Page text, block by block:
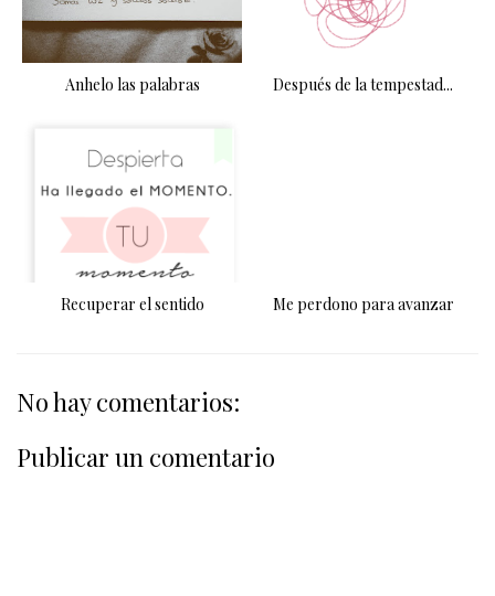
Anhelo las palabras Después de la tempestad...
Recuperar el sentido Me perdono para avanzar
No hay comentarios:
Publicar un comentario